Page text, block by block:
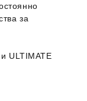
за
ULTIMATE